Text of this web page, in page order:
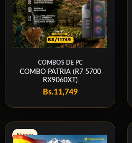
COMBOS DE PC
COMBO PATRIA (R7 5700
RX9060XT)
Bs.11,749
Nuevo